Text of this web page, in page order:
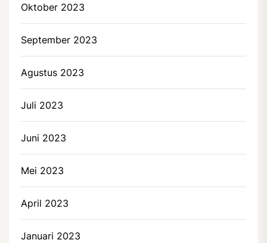
Oktober 2023
September 2023
Agustus 2023
Juli 2023
Juni 2023
Mei 2023
April 2023
Januari 2023